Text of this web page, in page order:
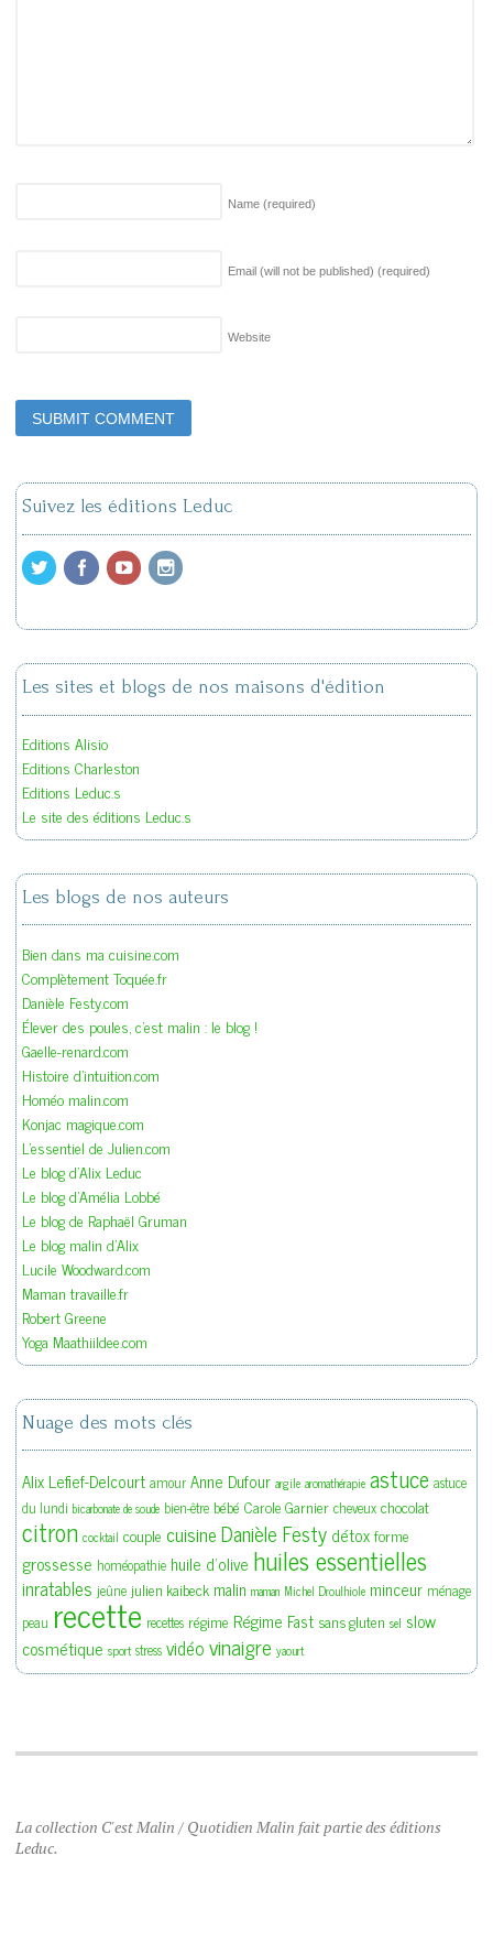
Name (required)
Email (will not be published) (required)
Website
Suivez les éditions Leduc
Les sites et blogs de nos maisons d'édition
Editions Alisio
Editions Charleston
Editions Leduc.s
Le site des éditions Leduc.s
Les blogs de nos auteurs
Bien dans ma cuisine.com
Complètement Toquée.fr
Danièle Festy.com
Élever des poules, c'est malin : le blog !
Gaelle-renard.com
Histoire d'intuition.com
Homéo malin.com
Konjac magique.com
L'essentiel de Julien.com
Le blog d'Alix Leduc
Le blog d'Amélia Lobbé
Le blog de Raphaël Gruman
Le blog malin d'Alix
Lucile Woodward.com
Maman travaille.fr
Robert Greene
Yoga Maathiildee.com
Nuage des mots clés
Alix Lefief-Delcourt amour Anne Dufour argile aromathérapie astuce astuce
du lundi bicarbonate de soude bien-être bébé Carole Garnier cheveux chocolat
citron cocktail couple cuisineDanièle Festy détoxforme
grossesse homéopathie huile d'olive huiles essentielles
inratables jeûne julien kaibeck malin maman Michel Droulhiole minceur ménage
peau recette recettes régime Régime Fast sans gluten sel slow
cosmétique sport stress vidéovinaigre yaourt
La collection C'est Malin / Quotidien Malin fait partie des éditions
Leduc.